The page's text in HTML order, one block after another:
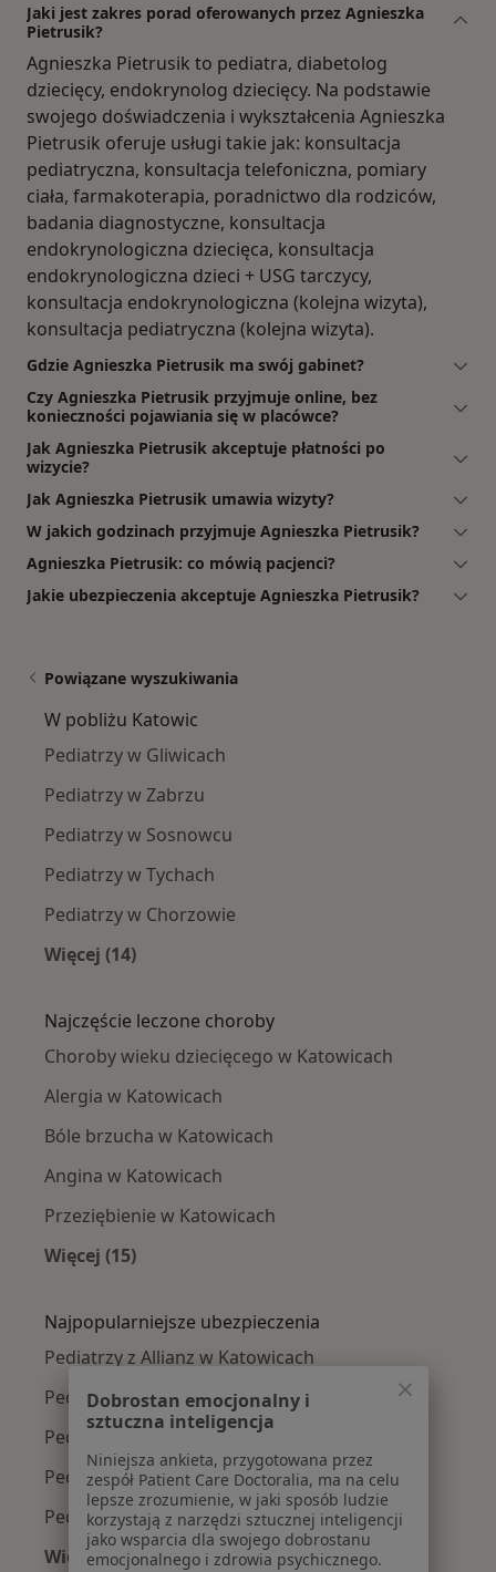
Jaki jest zakres porad oferowanych przez Agnieszka
Pietrusik?
Agnieszka Pietrusik to pediatra, diabetolog
dziecięcy, endokrynolog dziecięcy. Na podstawie
swojego doświadczenia i wykształcenia Agnieszka
Pietrusik oferuje usługi takie jak: konsultacja
pediatryczna, konsultacja telefoniczna, pomiary
ciała, farmakoterapia, poradnictwo dla rodziców,
badania diagnostyczne, konsultacja
endokrynologiczna dziecięca, konsultacja
endokrynologiczna dzieci + USG tarczycy,
konsultacja endokrynologiczna (kolejna wizyta),
konsultacja pediatryczna (kolejna wizyta).
Gdzie Agnieszka Pietrusik ma swój gabinet?
Czy Agnieszka Pietrusik przyjmuje online, bez
konieczności pojawiania się w placówce?
Jak Agnieszka Pietrusik akceptuje płatności po
wizycie?
Jak Agnieszka Pietrusik umawia wizyty?
W jakich godzinach przyjmuje Agnieszka Pietrusik?
Agnieszka Pietrusik: co mówią pacjenci?
Jakie ubezpieczenia akceptuje Agnieszka Pietrusik?
Powiązane wyszukiwania
W pobliżu Katowic
Pediatrzy w Gliwicach
Pediatrzy w Zabrzu
Pediatrzy w Sosnowcu
Pediatrzy w Tychach
Pediatrzy w Chorzowie
Więcej (14)
Najczęście leczone choroby
Choroby wieku dziecięcego w Katowicach
Alergia w Katowicach
Bóle brzucha w Katowicach
Angina w Katowicach
Przeziębienie w Katowicach
Więcej (15)
Najpopularniejsze ubezpieczenia
Pediatrzy z Allianz w Katowicach
Pediatrzy z POLMED w Katowicach
Pediatrzy z Signal Iduna w Katowicach
Pediatrzy z NFZ w Katowicach
Pediatrzy z Medica Polska w Katowicach
Więcej (13)
Dobrostan emocjonalny i
sztuczna inteligencja
Niniejsza ankieta, przygotowana przez
zespół Patient Care Doctoralia, ma na celu
lepsze zrozumienie, w jaki sposób ludzie
korzystają z narzędzi sztucznej inteligencji
jako wsparcia dla swojego dobrostanu
emocjonalnego i zdrowia psychicznego.